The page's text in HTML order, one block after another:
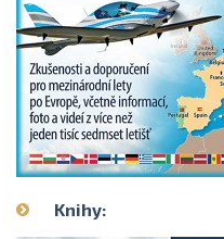
Knihy: